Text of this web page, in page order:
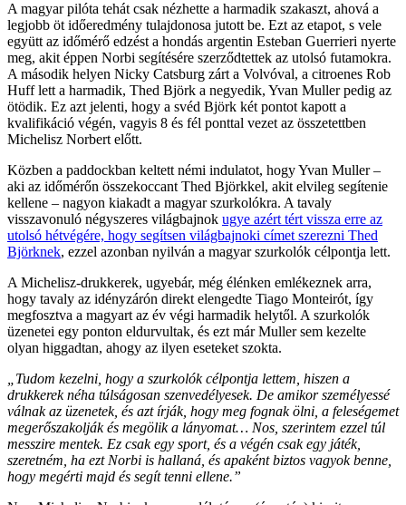
A magyar pilóta tehát csak nézhette a harmadik szakaszt, ahová a
legjobb öt időeredmény tulajdonosa jutott be. Ezt az etapot, s vele
együtt az időmérő edzést a hondás argentin Esteban Guerrieri nyerte
meg, akit éppen Norbi segítésére szerződtettek az utolsó futamokra.
A második helyen Nicky Catsburg zárt a Volvóval, a citroenes Rob
Huff lett a harmadik, Thed Björk a negyedik, Yvan Muller pedig az
ötödik. Ez azt jelenti, hogy a svéd Björk két pontot kapott a
kvalifikáció végén, vagyis 8 és fél ponttal vezet az összetettben
Michelisz Norbert előtt.
Közben a paddockban keltett némi indulatot, hogy Yvan Muller –
aki az időmérőn összekoccant Thed Björkkel, akit elvileg segítenie
kellene – nagyon kiakadt a magyar szurkolókra. A tavaly
visszavonuló négyszeres világbajnok ugye azért tért vissza erre az
utolsó hétvégére, hogy segítsen világbajnoki címet szerezni Thed
Björknek, ezzel azonban nyilván a magyar szurkolók célpontja lett.
A Michelisz-drukkerek, ugyebár, még élénken emlékeznek arra,
hogy tavaly az idényzárón direkt elengedte Tiago Monteirót, így
megfosztva a magyart az év végi harmadik helytől. A szurkolók
üzenetei egy ponton eldurvultak, és ezt már Muller sem kezelte
olyan higgadtan, ahogy az ilyen eseteket szokta.
„Tudom kezelni, hogy a szurkolók célpontja lettem, hiszen a
drukkerek néha túlságosan szenvedélyesek. De amikor személyessé
válnak az üzenetek, és azt írják, hogy meg fognak ölni, a feleségemet
megerőszakolják és megölik a lányomat… Nos, szerintem ezzel túl
messzire mentek. Ez csak egy sport, és a végén csak egy játék,
szeretném, ha ezt Norbi is hallaná, és apaként biztos vagyok benne,
hogy megérti majd és segít tenni ellene.”